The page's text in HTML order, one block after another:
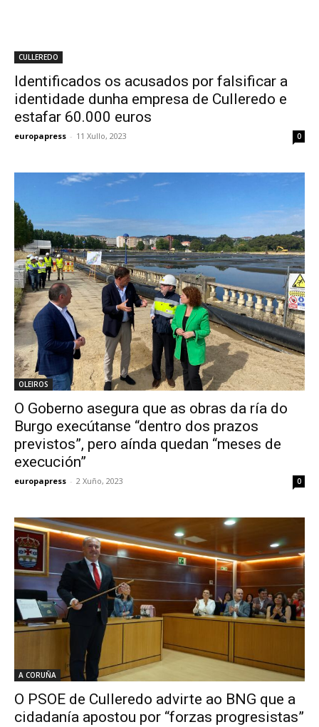
CULLEREDO
Identificados os acusados por falsificar a
identidade dunha empresa de Culleredo e
estafar 60.000 euros
europapress - 11 Xullo, 2023 0
OLEIROS
O Goberno asegura que as obras da ría do
Burgo execútanse “dentro dos prazos
previstos”, pero aínda quedan “meses de
execución”
europapress - 2 Xuño, 2023 0
A CORUÑA
O PSOE de Culleredo advirte ao BNG que a
cidadanía apostou por “forzas progresistas”